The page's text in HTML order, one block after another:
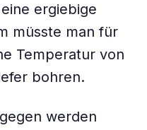
ergiebige
müsste man für
Temperatur von
bohren.
werden